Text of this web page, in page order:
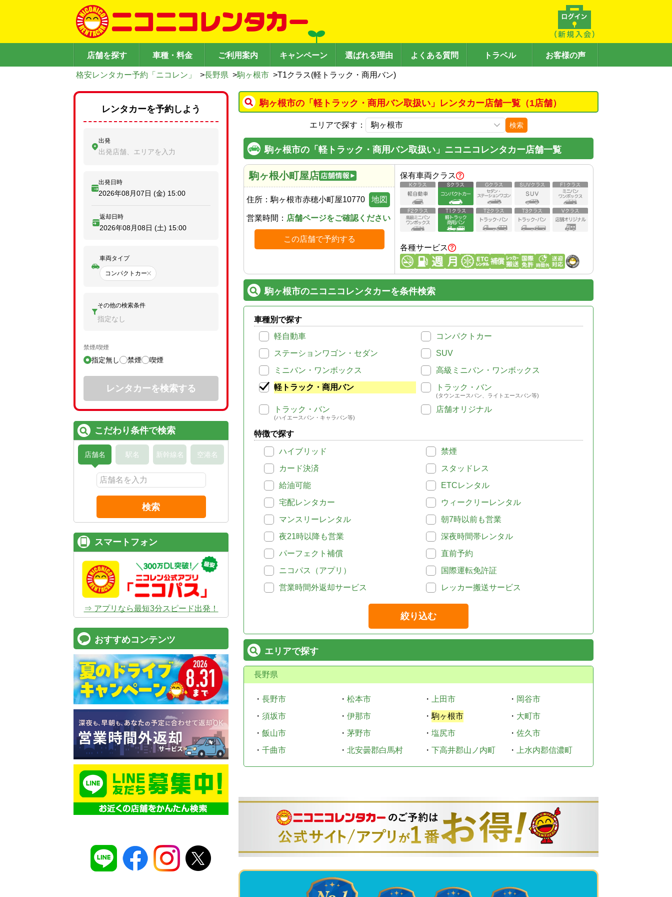
店舗を探す 車種・料金 ご利用案内 キャンペーン 選ばれる理由 よくある質問 トラベル お客様の声
格安レンタカー予約「ニコレン」 >長野県 >駒ヶ根市 >T1クラス(軽トラック・商用バン)
駒ヶ根市の「軽トラック・商用バン取扱い」レンタカー店舗一覧（1店舗）
エリアで探す： 検索
駒ヶ根市の「軽トラック・商用バン取扱い」ニコニコレンタカー店舗一覧
駒ヶ根小町屋店
住所： 駒ヶ根市赤穂小町屋10770 地図
営業時間： 店舗ページをご確認ください
この店舗で予約する
保有車両クラス
各種サービス
駒ヶ根市のニコニコレンタカーを条件検索
車種別で探す
軽自動車
コンパクトカー
ステーションワゴン・セダン
SUV
ミニバン・ワンボックス
高級ミニバン・ワンボックス
軽トラック・商用バン
トラック・バン
(タウンエースバン、ライトエースバン等)
トラック・バン
(ハイエースバン・キャラバン等)
店舗オリジナル
特徴で探す
ハイブリッド
禁煙
カード決済
スタッドレス
給油可能
ETCレンタル
宅配レンタカー
ウィークリーレンタル
マンスリーレンタル
朝7時以前も営業
夜21時以降も営業
深夜時間帯レンタル
パーフェクト補償
直前予約
ニコパス（アプリ）
国際運転免許証
営業時間外返却サービス
レッカー搬送サービス
絞り込む
エリアで探す
長野県
・ 長野市 ・ 松本市 ・ 上田市 ・ 岡谷市
・ 須坂市 ・ 伊那市 ・ 駒ヶ根市 ・ 大町市
・ 飯山市 ・ 茅野市 ・ 塩尻市 ・ 佐久市
・ 千曲市 ・ 北安曇郡白馬村 ・ 下高井郡山ノ内町 ・ 上水内郡信濃町
レンタカーを予約しよう
出発
出発店舗、エリアを入力
出発日時
2026年08月07日 (金) 15:00
返却日時
2026年08月08日 (土) 15:00
車両タイプ
コンパクトカー
その他の検索条件
指定なし
禁煙/喫煙
指定無し 禁煙 喫煙
レンタカーを検索する
こだわり条件で検索
店舗名 駅名 新幹線名 空港名
検索
スマートフォン
⇒ アプリなら最短3分スピード出発！
おすすめコンテンツ